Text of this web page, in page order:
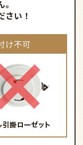
け不可